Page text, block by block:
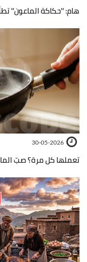
هام: ''حكاكة الماعون''
30-05-2026
تعملها كل مرة؟ صبّ